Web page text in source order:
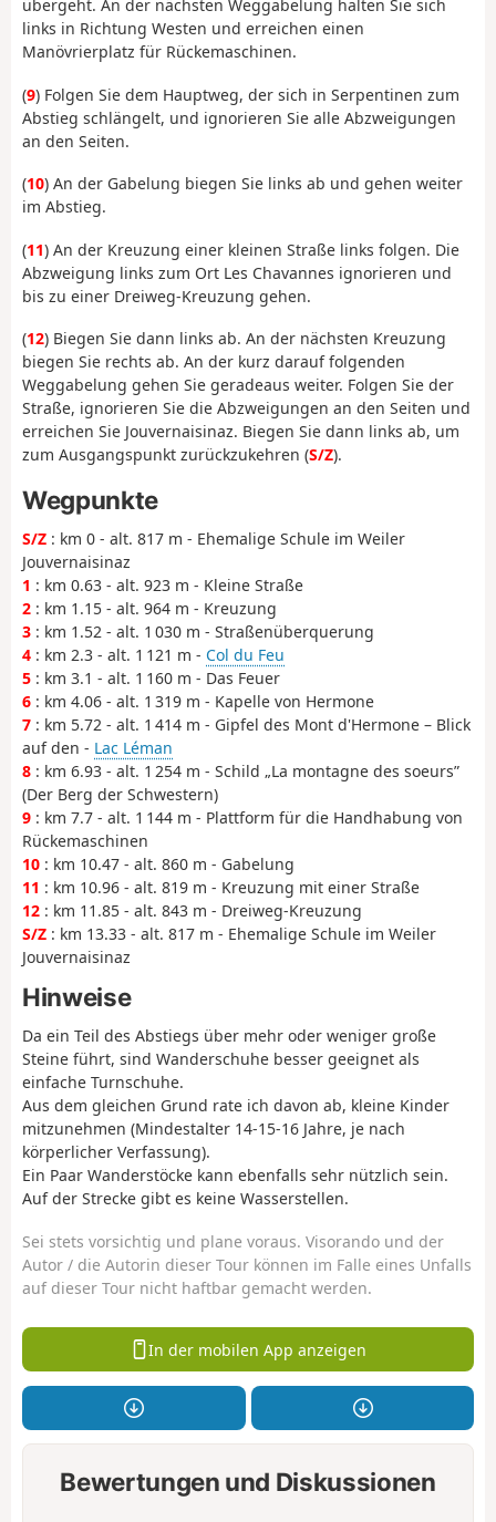
übergeht. An der nächsten Weggabelung halten Sie sich
links in Richtung Westen und erreichen einen
Manövrierplatz für Rückemaschinen.
(9) Folgen Sie dem Hauptweg, der sich in Serpentinen zum
Abstieg schlängelt, und ignorieren Sie alle Abzweigungen
an den Seiten.
(10) An der Gabelung biegen Sie links ab und gehen weiter
im Abstieg.
(11) An der Kreuzung einer kleinen Straße links folgen. Die
Abzweigung links zum Ort Les Chavannes ignorieren und
bis zu einer Dreiweg-Kreuzung gehen.
(12) Biegen Sie dann links ab. An der nächsten Kreuzung
biegen Sie rechts ab. An der kurz darauf folgenden
Weggabelung gehen Sie geradeaus weiter. Folgen Sie der
Straße, ignorieren Sie die Abzweigungen an den Seiten und
erreichen Sie Jouvernaisinaz. Biegen Sie dann links ab, um
zum Ausgangspunkt zurückzukehren (S/Z).
Wegpunkte
S/Z : km 0 - alt. 817 m - Ehemalige Schule im Weiler
Jouvernaisinaz
1 : km 0.63 - alt. 923 m - Kleine Straße
2 : km 1.15 - alt. 964 m - Kreuzung
3 : km 1.52 - alt. 1 030 m - Straßenüberquerung
4 : km 2.3 - alt. 1 121 m - Col du Feu
5 : km 3.1 - alt. 1 160 m - Das Feuer
6 : km 4.06 - alt. 1 319 m - Kapelle von Hermone
7 : km 5.72 - alt. 1 414 m - Gipfel des Mont d'Hermone – Blick
auf den - Lac Léman
8 : km 6.93 - alt. 1 254 m - Schild „La montagne des soeurs”
(Der Berg der Schwestern)
9 : km 7.7 - alt. 1 144 m - Plattform für die Handhabung von
Rückemaschinen
10 : km 10.47 - alt. 860 m - Gabelung
11 : km 10.96 - alt. 819 m - Kreuzung mit einer Straße
12 : km 11.85 - alt. 843 m - Dreiweg-Kreuzung
S/Z : km 13.33 - alt. 817 m - Ehemalige Schule im Weiler
Jouvernaisinaz
Hinweise
Da ein Teil des Abstiegs über mehr oder weniger große
Steine führt, sind Wanderschuhe besser geeignet als
einfache Turnschuhe.
Aus dem gleichen Grund rate ich davon ab, kleine Kinder
mitzunehmen (Mindestalter 14-15-16 Jahre, je nach
körperlicher Verfassung).
Ein Paar Wanderstöcke kann ebenfalls sehr nützlich sein.
Auf der Strecke gibt es keine Wasserstellen.
Sei stets vorsichtig und plane voraus. Visorando und der
Autor / die Autorin dieser Tour können im Falle eines Unfalls
auf dieser Tour nicht haftbar gemacht werden.
In der mobilen App anzeigen
Bewertungen und Diskussionen